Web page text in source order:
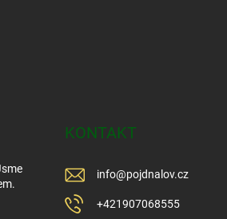
KONTAKT
info@pojdnalov.cz
+421907068555